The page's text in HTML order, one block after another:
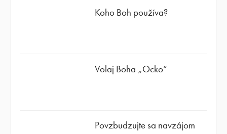
Koho Boh používa?
Volaj Boha „Ocko“
Povzbudzujte sa navzájom